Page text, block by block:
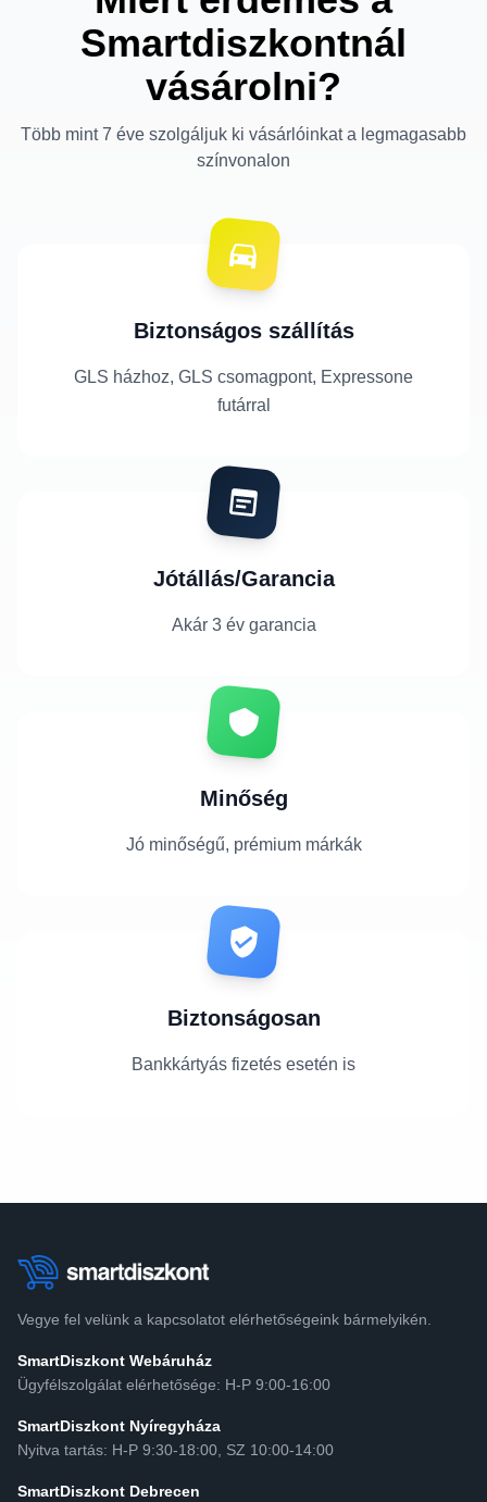
Smartdiszkontnál
vásárolni?
Több mint 7 éve szolgáljuk ki vásárlóinkat a legmagasabb
színvonalon
Biztonságos szállítás
GLS házhoz, GLS csomagpont, Expressone
futárral
Jótállás/Garancia
Akár 3 év garancia
Minőség
Jó minőségű, prémium márkák
Biztonságosan
Bankkártyás fizetés esetén is
Vegye fel velünk a kapcsolatot elérhetőségeink bármelyikén.
SmartDiszkont Webáruház
Ügyfélszolgálat elérhetősége: H-P 9:00-16:00
SmartDiszkont Nyíregyháza
Nyitva tartás: H-P 9:30-18:00, SZ 10:00-14:00
SmartDiszkont Debrecen